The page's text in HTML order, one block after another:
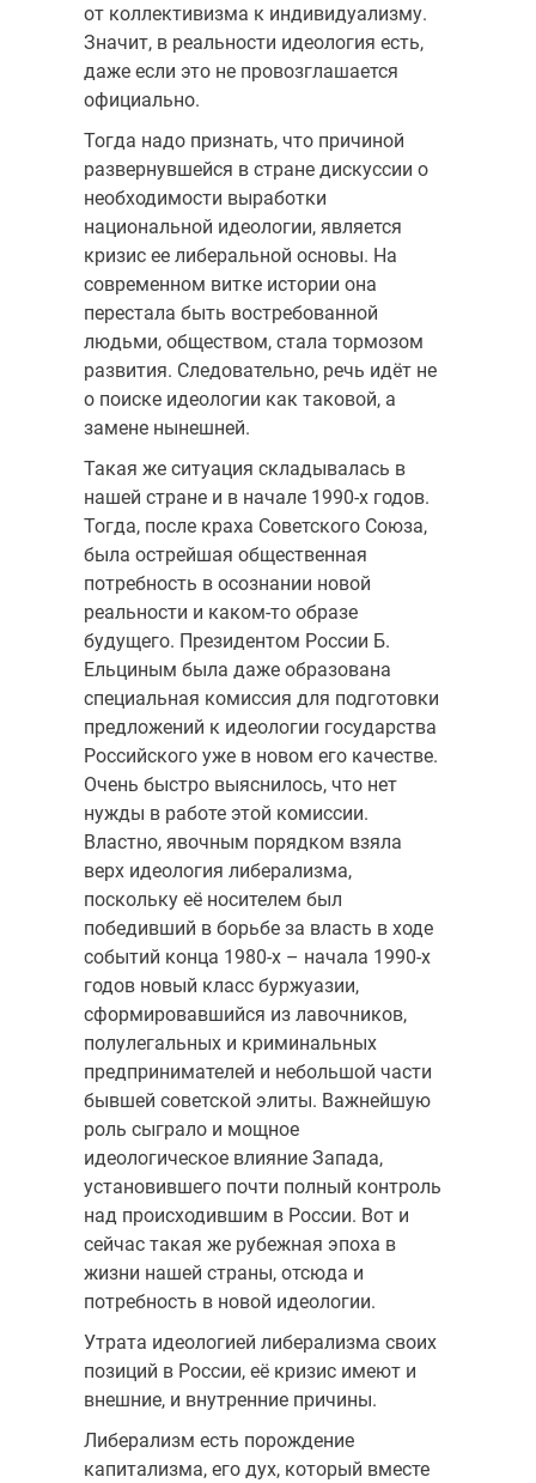
от коллективизма к индивидуализму.
Значит, в реальности идеология есть,
даже если это не провозглашается
официально.
Тогда надо признать, что причиной
развернувшейся в стране дискуссии о
необходимости выработки
национальной идеологии, является
кризис ее либеральной основы. На
современном витке истории она
перестала быть востребованной
людьми, обществом, стала тормозом
развития. Следовательно, речь идёт не
о поиске идеологии как таковой, а
замене нынешней.
Такая же ситуация складывалась в
нашей стране и в начале 1990-х годов.
Тогда, после краха Советского Союза,
была острейшая общественная
потребность в осознании новой
реальности и каком-то образе
будущего. Президентом России Б.
Ельциным была даже образована
специальная комиссия для подготовки
предложений к идеологии государства
Российского уже в новом его качестве.
Очень быстро выяснилось, что нет
нужды в работе этой комиссии.
Властно, явочным порядком взяла
верх идеология либерализма,
поскольку её носителем был
победивший в борьбе за власть в ходе
событий конца 1980-х – начала 1990-х
годов новый класс буржуазии,
сформировавшийся из лавочников,
полулегальных и криминальных
предпринимателей и небольшой части
бывшей советской элиты. Важнейшую
роль сыграло и мощное
идеологическое влияние Запада,
установившего почти полный контроль
над происходившим в России. Вот и
сейчас такая же рубежная эпоха в
жизни нашей страны, отсюда и
потребность в новой идеологии.
Утрата идеологией либерализма своих
позиций в России, её кризис имеют и
внешние, и внутренние причины.
Либерализм есть порождение
капитализма, его дух, который вместе